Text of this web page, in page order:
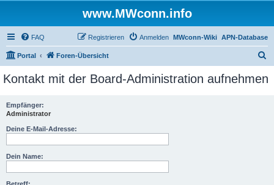
www.MWconn.info
FAQ APN-Database
MWconn-Wiki
Anmelden
Registrieren
Portal Foren-Übersicht
c
Kontakt mit der Board-Administration aufnehmen
Empfänger:
Administrator
Deine E-Mail-Adresse:
Dein Name: